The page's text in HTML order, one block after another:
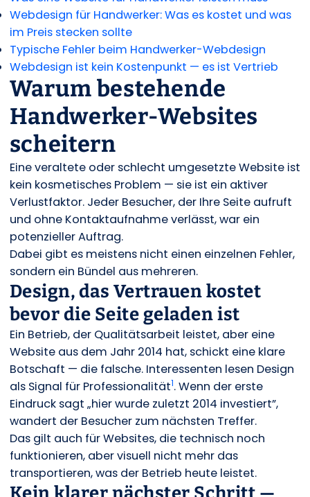
Webdesign für Handwerker: Was es kostet und was
im Preis stecken sollte
Typische Fehler beim Handwerker-Webdesign
Webdesign ist kein Kostenpunkt — es ist Vertrieb
Warum bestehende
Handwerker-Websites
scheitern
Eine veraltete oder schlecht umgesetzte Website ist
kein kosmetisches Problem — sie ist ein aktiver
Verlustfaktor. Jeder Besucher, der Ihre Seite aufruft
und ohne Kontaktaufnahme verlässt, war ein
potenzieller Auftrag.
Dabei gibt es meistens nicht einen einzelnen Fehler,
sondern ein Bündel aus mehreren.
Design, das Vertrauen kostet
bevor die Seite geladen ist
Ein Betrieb, der Qualitätsarbeit leistet, aber eine
Website aus dem Jahr 2014 hat, schickt eine klare
Botschaft — die falsche. Interessenten lesen Design
als Signal für Professionalität1. Wenn der erste
Eindruck sagt „hier wurde zuletzt 2014 investiert”,
wandert der Besucher zum nächsten Treffer.
Das gilt auch für Websites, die technisch noch
funktionieren, aber visuell nicht mehr das
transportieren, was der Betrieb heute leistet.